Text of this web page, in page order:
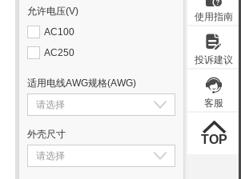
允许电压(V)
AC100
AC250
适用电线AWG规格(AWG)
外壳尺寸